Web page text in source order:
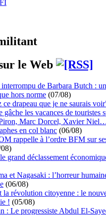
le Web
de Barbara Butch :
hors norme (07/08)
ce drapeau que je ne saurais
gâche les vacances de touristes
Marc Dorcel, Xavier Niel…
en col blanc (06/08)
rappelle à l’ordre BFM sur
grand déclassement
et Nagasaki : l’horreur
(06/08)
la révolution citoyenne : le
! (05/08)
: Le progressiste Abdul El-